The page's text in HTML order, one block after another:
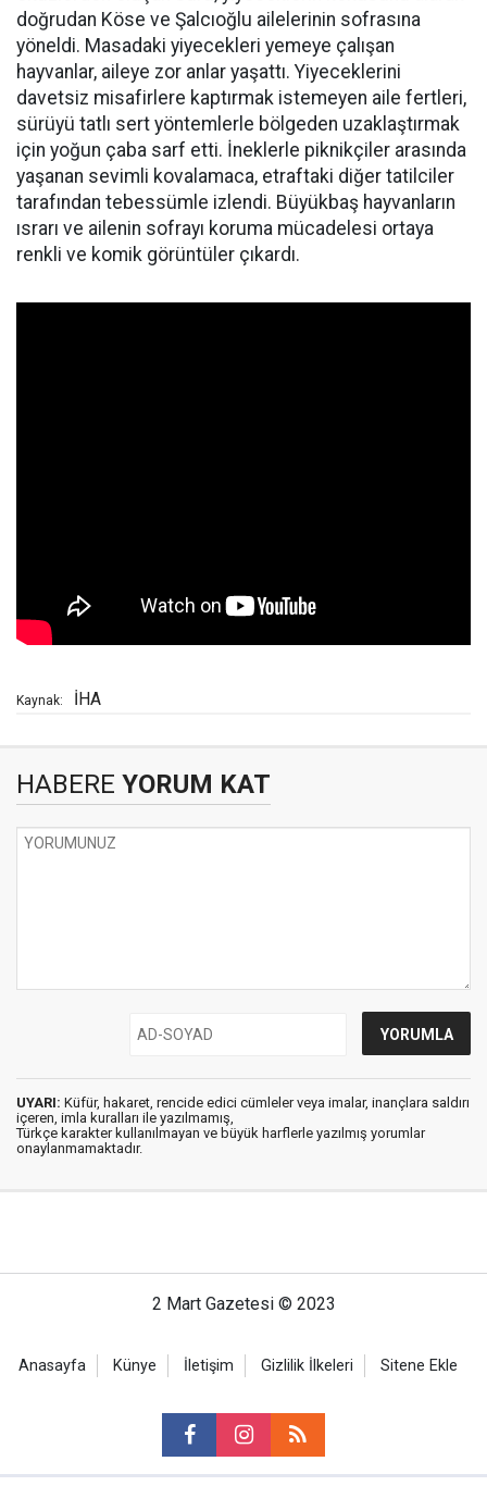
doğrudan Köse ve Şalcıoğlu ailelerinin sofrasına
yöneldi. Masadaki yiyecekleri yemeye çalışan
hayvanlar, aileye zor anlar yaşattı. Yiyeceklerini
davetsiz misafirlere kaptırmak istemeyen aile fertleri,
sürüyü tatlı sert yöntemlerle bölgeden uzaklaştırmak
için yoğun çaba sarf etti. İneklerle piknikçiler arasında
yaşanan sevimli kovalamaca, etraftaki diğer tatilciler
tarafından tebessümle izlendi. Büyükbaş hayvanların
ısrarı ve ailenin sofrayı koruma mücadelesi ortaya
renkli ve komik görüntüler çıkardı.
Kaynak: İHA
HABERE YORUM KAT
UYARI: Küfür, hakaret, rencide edici cümleler veya imalar, inançlara saldırı
içeren, imla kuralları ile yazılmamış,
Türkçe karakter kullanılmayan ve büyük harflerle yazılmış yorumlar
onaylanmamaktadır.
2 Mart Gazetesi © 2023
Anasayfa Künye İletişim Gizlilik İlkeleri Sitene Ekle